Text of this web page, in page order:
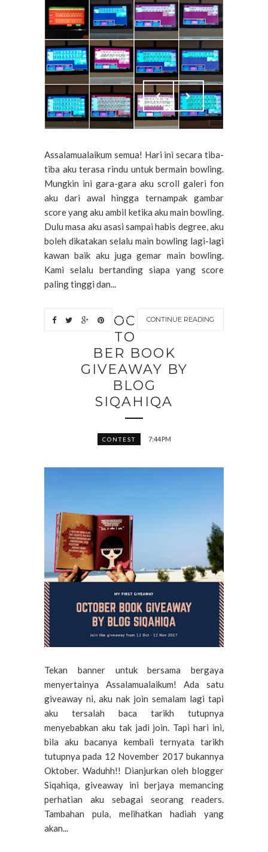
Assalamualaikum semua! Hari ini secara tiba-
tiba aku terasa rindu untuk bermain bowling.
Mungkin ini gara-gara aku scroll galeri fon
aku dari awal hingga ternampak gambar
score yang aku ambil ketika aku main bowling.
Dulu masa aku asasi sampai habis degree, aku
boleh dikatakan selalu main bowling lagi-lagi
kawan baik aku juga gemar main bowling.
Kami selalu bertanding siapa yang score
paling tinggi dan...
CONTINUE READING
OC
TO
BER BOOK
GIVEAWAY BY
BLOG
SIQAHIQA
CONTEST 7:44 PM
Tekan banner untuk bersama bergaya
menyertainya Assalamualaikum! Ada satu
giveaway ni, aku nak join semalam lagi tapi
aku tersalah baca tarikh tutupnya
menyebabkan aku tak jadi join. Tapi hari ini,
bila aku bacanya kembali ternyata tarikh
tutupnya pada 12 November 2017 bukannya
Oktober. Waduhh!! Dianjurkan oleh blogger
Siqahiqa, giveaway ini berjaya memancing
perhatian aku sebagai seorang readers.
Tambahan pula, melihatkan hadiah yang
akan...